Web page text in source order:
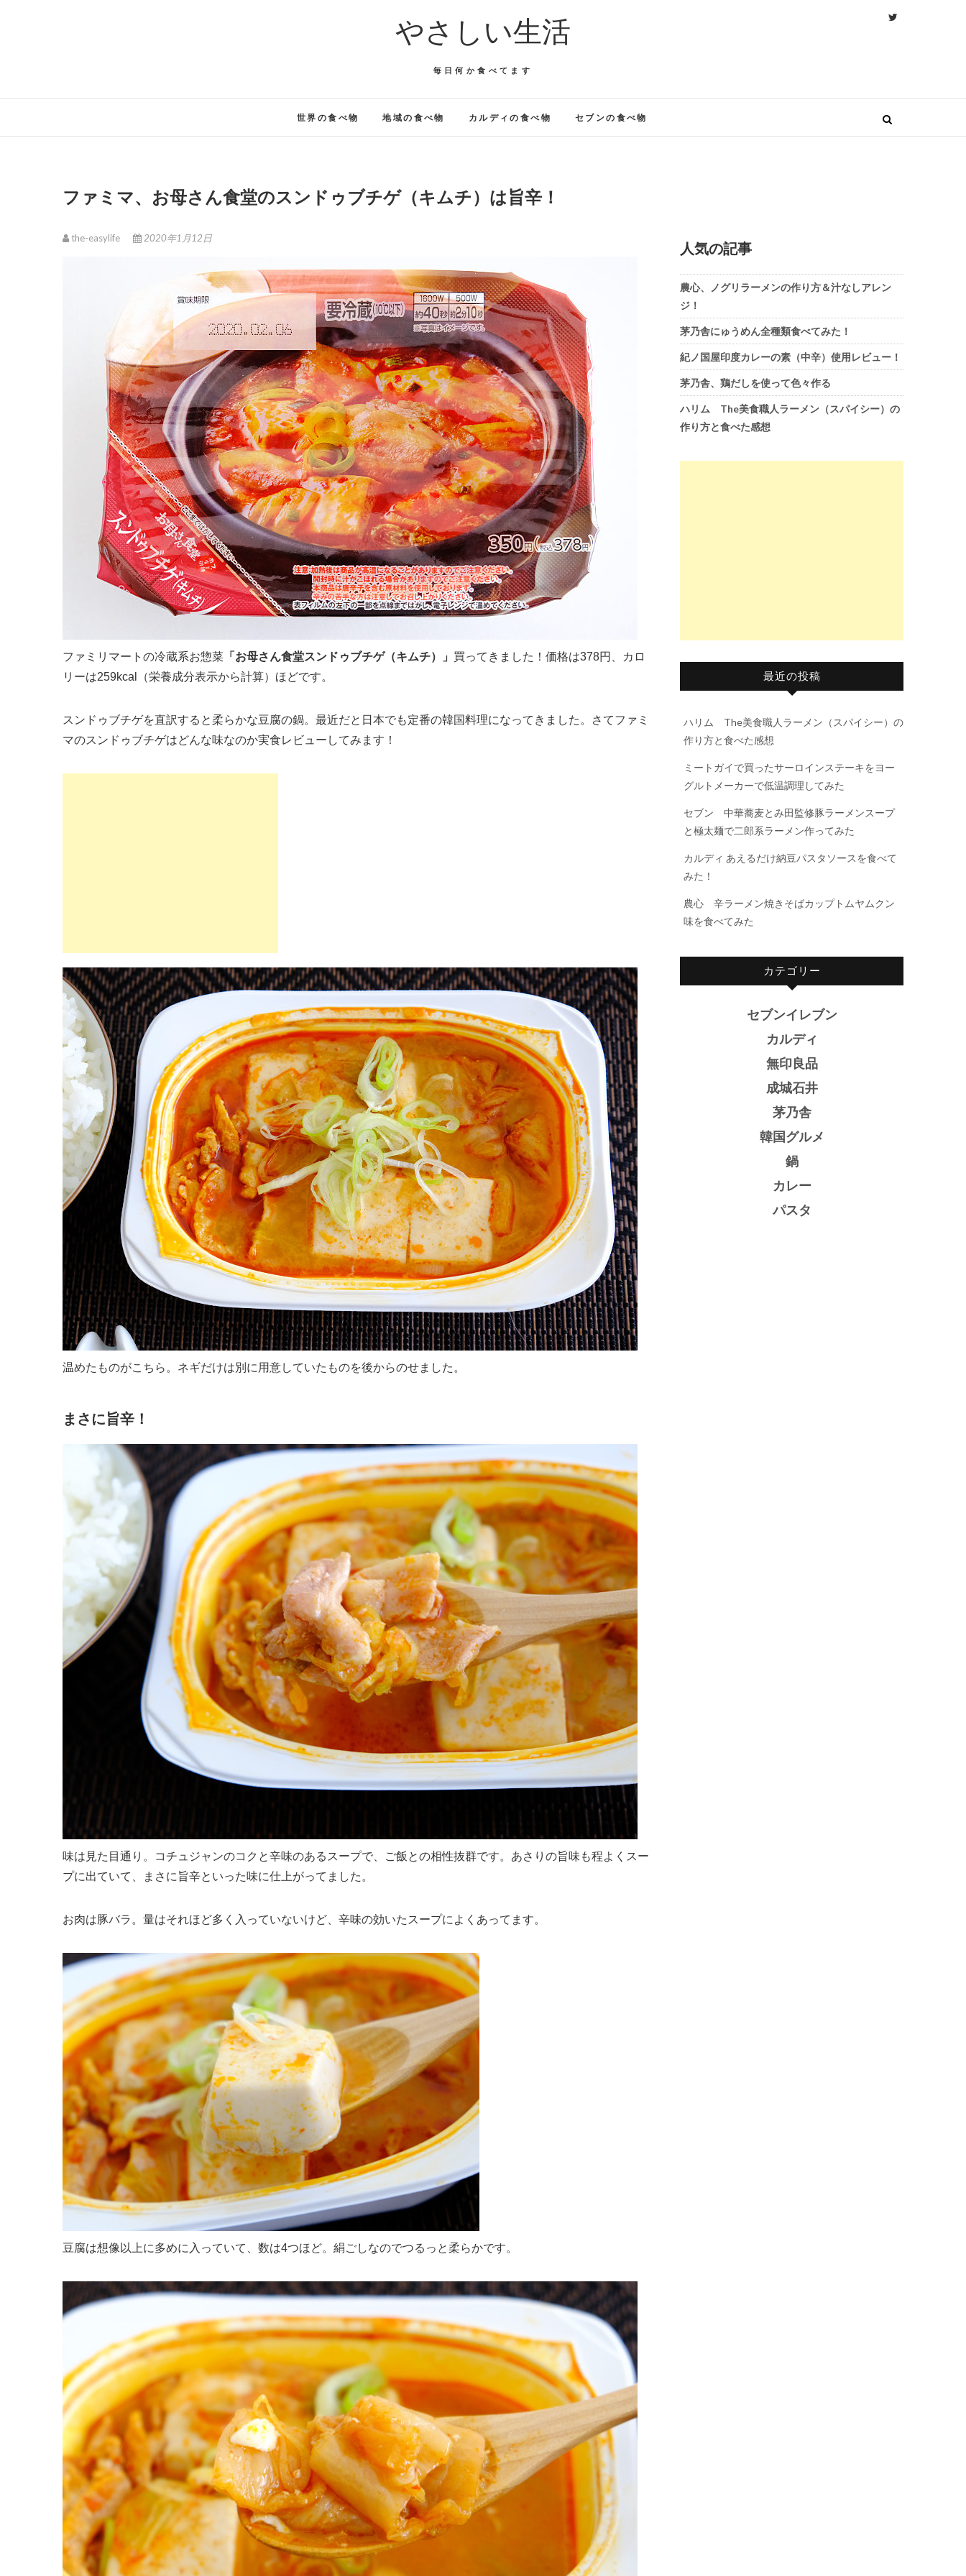
やさしい生活
毎日何か食べてます
世界の食べ物 地域の食べ物 カルディの食べ物 セブンの食べ物
ファミマ、お母さん食堂のスンドゥブチゲ（キムチ）は旨辛！
the-easylife 2020年1月12日
ファミリマートの冷蔵系お惣菜 「お母さん食堂スンドゥブチゲ（キムチ）」 買ってきました！価格は378円、カロ
リーは259kcal（栄養成分表示から計算）ほどです。
スンドゥブチゲを直訳すると柔らかな豆腐の鍋。最近だと日本でも定番の韓国料理になってきました。さてファミ
マのスンドゥブチゲはどんな味なのか実食レビューしてみます！
温めたものがこちら。ネギだけは別に用意していたものを後からのせました。
まさに旨辛！
味は見た目通り。コチュジャンのコクと辛味のあるスープで、ご飯との相性抜群です。あさりの旨味も程よくスー
プに出ていて、まさに旨辛といった味に仕上がってました。
お肉は豚バラ。量はそれほど多く入っていないけど、辛味の効いたスープによくあってます。
豆腐は想像以上に多めに入っていて、数は4つほど。絹ごしなのでつるっと柔らかです。
人気の記事
農心、ノグリラーメンの作り方＆汁なしアレン
ジ！
茅乃舎にゅうめん全種類食べてみた！
紀ノ国屋印度カレーの素（中辛）使用レビュー！
茅乃舎、鶏だしを使って色々作る
ハリム The美食職人ラーメン（スパイシー）の
作り方と食べた感想
最近の投稿
ハリム The美食職人ラーメン（スパイシー）の
作り方と食べた感想
ミートガイで買ったサーロインステーキをヨー
グルトメーカーで低温調理してみた
セブン 中華蕎麦とみ田監修豚ラーメンスープ
と極太麺で二郎系ラーメン作ってみた
カルディ あえるだけ納豆パスタソースを食べて
みた！
農心 辛ラーメン焼きそばカップトムヤムクン
味を食べてみた
カテゴリー
セブンイレブン
カルディ
無印良品
成城石井
茅乃舎
韓国グルメ
鍋
カレー
パスタ